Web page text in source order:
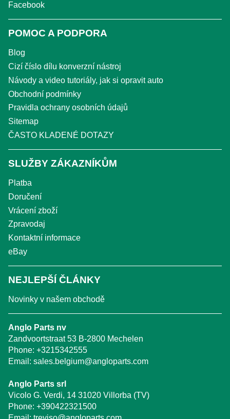
Facebook
POMOC A PODPORA
Blog
Cizí číslo dílu konverzní nástroj
Návody a video tutoriály, jak si opravit auto
Obchodní podmínky
Pravidla ochrany osobních údajů
Sitemap
ČASTO KLADENÉ DOTAZY
SLUŽBY ZÁKAZNÍKŮM
Platba
Doručení
Vrácení zboží
Zpravodaj
Kontaktní informace
eBay
NEJLEPŠÍ ČLÁNKY
Novinky v našem obchodě
Anglo Parts nv
Zandvoortstraat 53 B-2800 Mechelen
Phone: +3215342555
Email: sales.belgium@angloparts.com
Anglo Parts srl
Vicolo G. Verdi, 14 31020 Villorba (TV)
Phone: +390422321500